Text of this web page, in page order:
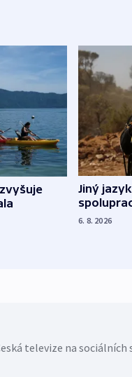
Jiný
6. 8. 2026
televize na sociálních